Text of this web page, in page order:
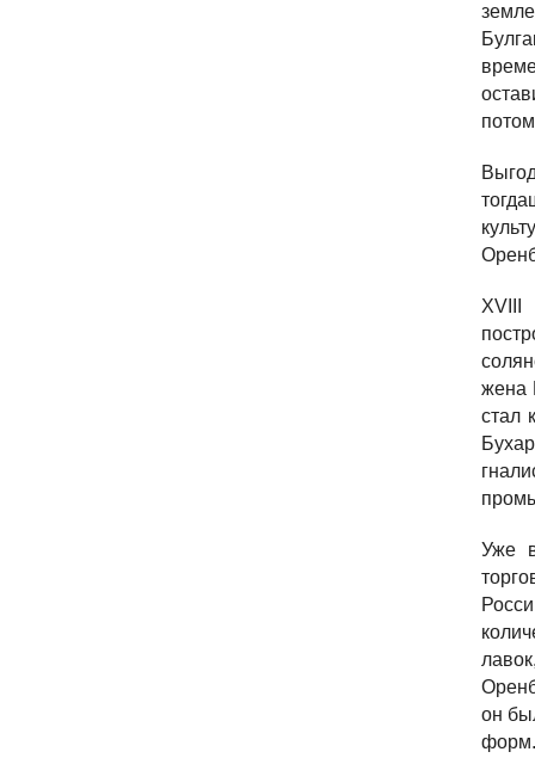
XVIII
жена
стал
Уже
он
форм.